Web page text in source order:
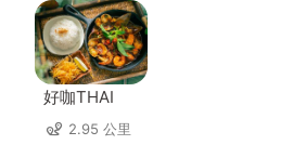
好咖THAI
2.95 公里